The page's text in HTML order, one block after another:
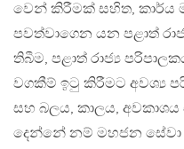
වෙන් කිරීමක් සහිත,
පවත්වාගෙන යන පළාත්
තිබීම, පළාත් රාජ්‍ය
වගකීම් ඉටු කිරීමට අවශ්‍ය
සහ බලය, කාලය,
දෙන්නේ නම් මහජන සේවා